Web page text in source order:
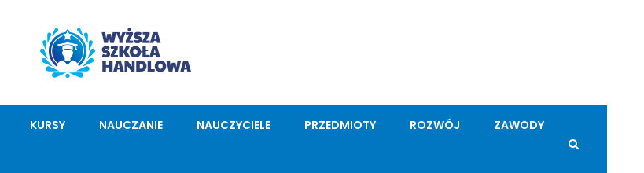
KURSY NAUCZANIE NAUCZYCIELE PRZEDMIOTY ROZWÓJ ZAWODY